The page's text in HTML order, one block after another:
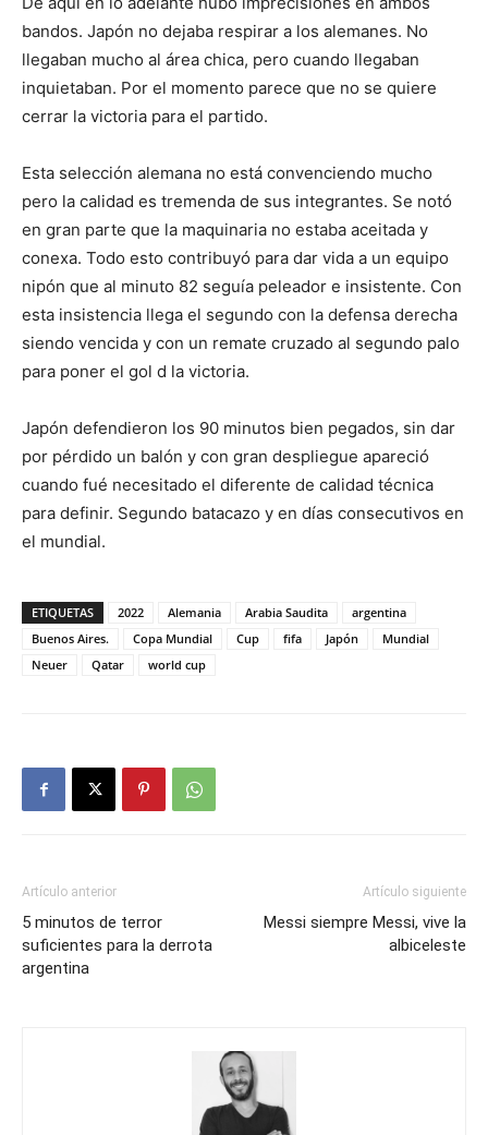
bandos. Japón no dejaba respirar a los alemanes. No
llegaban mucho al área chica, pero cuando llegaban
inquietaban. Por el momento parece que no se quiere
cerrar la victoria para el partido.
Esta selección alemana no está convenciendo mucho
pero la calidad es tremenda de sus integrantes. Se notó
en gran parte que la maquinaria no estaba aceitada y
conexa. Todo esto contribuyó para dar vida a un equipo
nipón que al minuto 82 seguía peleador e insistente. Con
esta insistencia llega el segundo con la defensa derecha
siendo vencida y con un remate cruzado al segundo palo
para poner el gol d la victoria.
Japón defendieron los 90 minutos bien pegados, sin dar
por pérdido un balón y con gran despliegue apareció
cuando fué necesitado el diferente de calidad técnica
para definir. Segundo batacazo y en días consecutivos en
el mundial.
ETIQUETAS 2022 Alemania Arabia Saudita
argentina
Buenos Aires.
Copa Mundial Cup fifa Japón
Mundial
Neuer
Qatar world cup
Artículo anterior
5 minutos de terror
suficientes para la derrota
argentina
Artículo siguiente
Messi siempre Messi, vive la
albiceleste